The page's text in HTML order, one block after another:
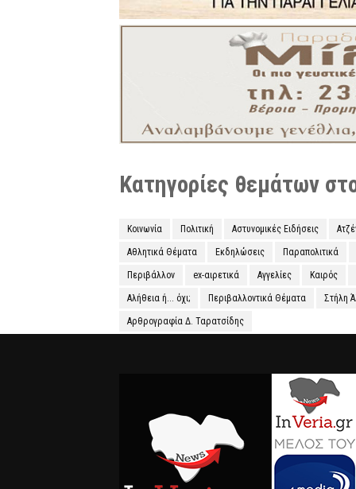
Κατηγορίες θεμάτων
Κοινωνία Πολιτική Αστυνομικές Ειδήσεις
Αθλητικά Θέματα Εκδηλώσεις Παραπολιτικά
Περιβάλλον ex-αιρετικά Αγγελίες Καιρός
Αλήθεια ή... όχι; Περιβαλλοντικά Θέματα Στήλη
Αρθρογραφία Δ. Ταρατσίδης